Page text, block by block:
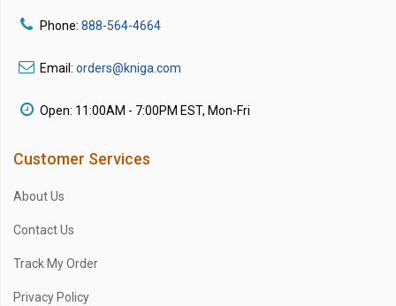
Phone: 888-564-4664
Email: orders@kniga.com
Open: 11:00AM - 7:00PM EST, Mon-Fri
Customer Services
About Us
Contact Us
Track My Order
Privacy Policy